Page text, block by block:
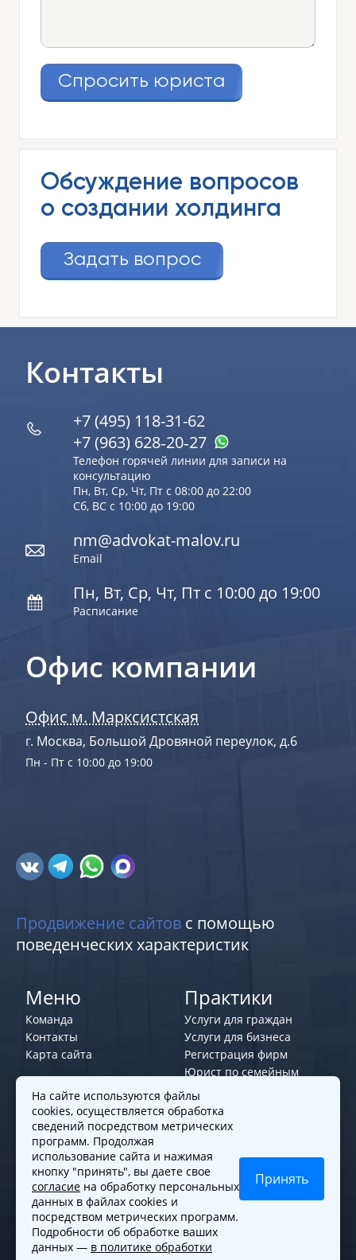
Спросить юриста
Обсуждение вопросов
о создании холдинга
Задать вопрос
Офис компании
Офис м. Марксистская
г. Москва, Большой Дровяной переулок, д.6
Пн - Пт с 10:00 до 19:00
Контакты
+7 (495) 118-31-62
+7 (963) 628‑20‑27
Телефон горячей линии для записи на
консультацию
Пн, Вт, Ср, Чт, Пт с 08:00 до 22:00
Сб, ВС с 10:00 до 19:00
nm@advokat-malov.ru
Email
Пн, Вт, Ср, Чт, Пт с 10:00 до 19:00
Расписание
Продвижение сайтов с помощью
поведенческих характеристик
Меню
Команда
Контакты
Карта сайта
Практики
Услуги для граждан
Услуги для бизнеса
Регистрация фирм
Юрист по семейным
Политики и правила
Политика обработки персональных
данных
Согласие на обработку cookies
Согласие на обработку персональных
данных
На сайте используются файлы
cookies, осуществляется обработка
сведений посредством метрических
программ. Продолжая
использование сайта и нажимая
кнопку "принять", вы даете свое
согласие на обработку персональных
данных в файлах cookies и
посредством метрических программ.
Подробности об обработке ваших
данных — в политике обработки
Принять